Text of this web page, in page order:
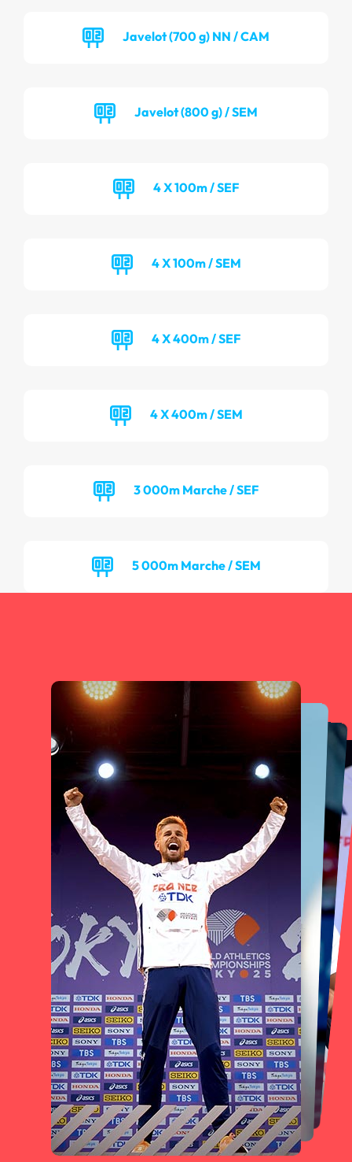
Javelot (700 g) NN / CAM
Javelot (800 g) / SEM
4 X 100m / SEF
4 X 100m / SEM
4 X 400m / SEF
4 X 400m / SEM
3 000m Marche / SEF
5 000m Marche / SEM